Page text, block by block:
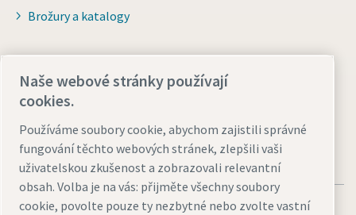
Brožury a katalogy
Pro distributory
Přejít na Smart Portal
Naše webové stránky používají
cookies.
Používáme soubory cookie, abychom zajistili správné
fungování těchto webových stránek, zlepšili vaši
uživatelskou zkušenost a zobrazovali relevantní
obsah. Volba je na vás: přijměte všechny soubory
cookie, povolte pouze ty nezbytné nebo zvolte vastní